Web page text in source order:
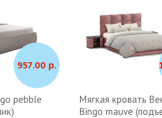
957.00 р.
pebble
Мягкая кровать
Bingo mauve